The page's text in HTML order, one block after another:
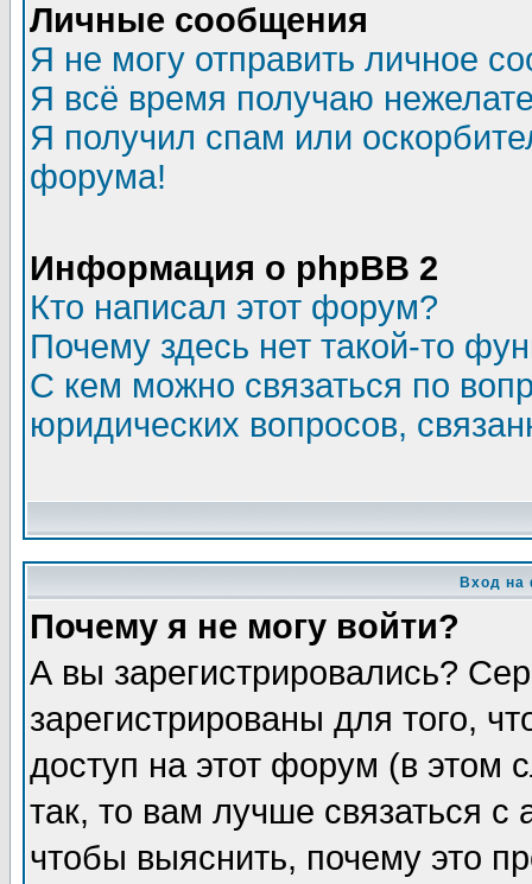
Личные сообщения
Я не могу отправить личное
Я всё время получаю
Я получил спам или
форума!
Информация о phpBB 2
Кто написал этот форум?
Почему здесь нет такой-то
С кем можно связаться по
юридических вопросов,
Вход на
Почему я не могу войти?
А вы зарегистрировались?
зарегистрированы для того,
доступ на этот форум (в этом
так, то вам лучше связаться
чтобы выяснить, почему это